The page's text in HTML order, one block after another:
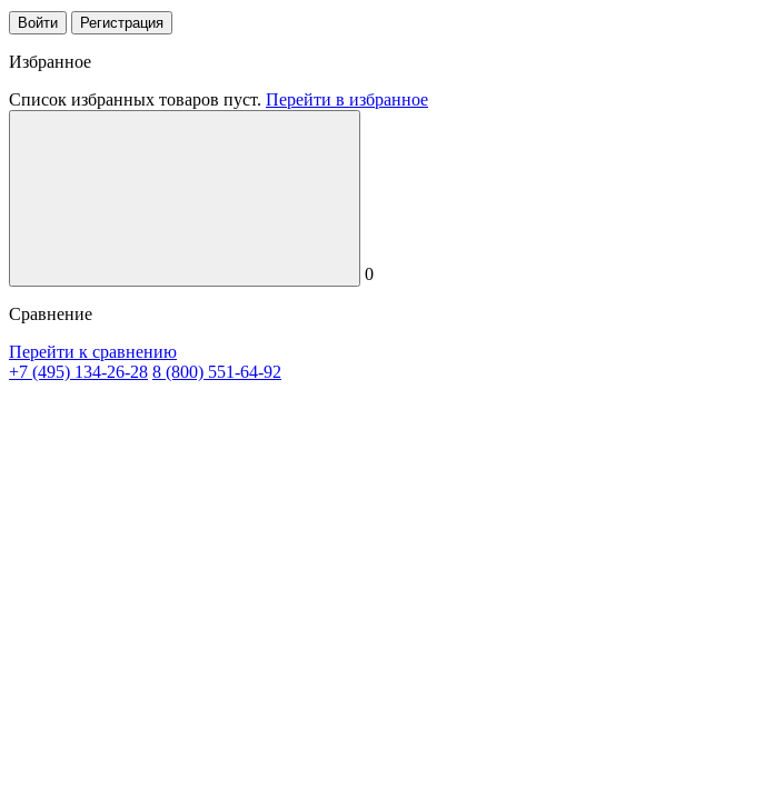
Войти Регистрация
Избранное
Список избранных товаров пуст. Перейти в избранное
0
Сравнение
Перейти к сравнению
+7 (495) 134-26-28 8 (800) 551-64-92